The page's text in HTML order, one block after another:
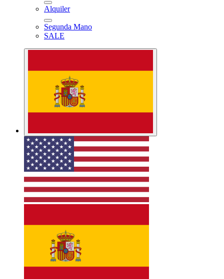
Alquiler
Segunda Mano
SALE